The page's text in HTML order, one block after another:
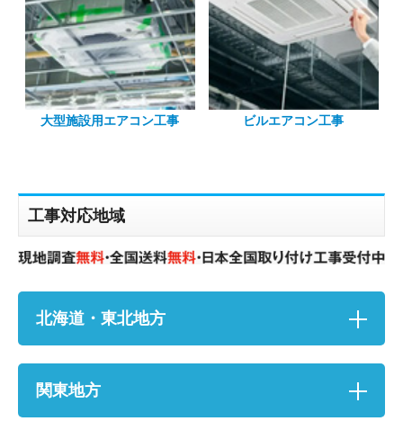
大型施設用エアコン工事 ビルエアコン工事
工事対応地域
北海道・東北地方
関東地方